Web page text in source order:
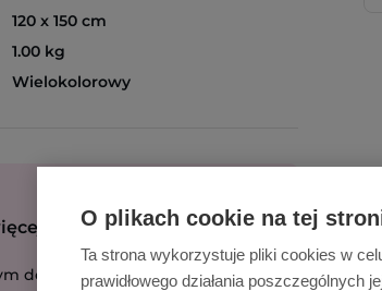
O plikach cookie na tej
Ta strona wykorzystuje pliki cookies w
prawidłowego działania poszczególnych
120 x 150 cm
1.00 kg
Wielokolorowy
doradcą!